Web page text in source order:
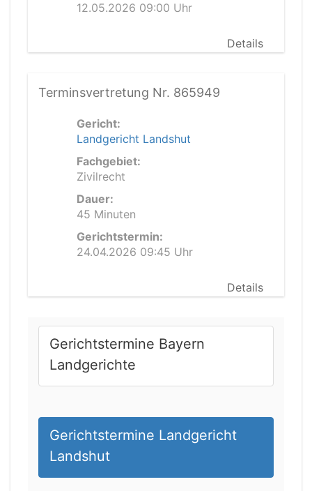
12.05.2026 09:00 Uhr
Details
Terminsvertretung Nr. 865949
Gericht:
Landgericht Landshut
Fachgebiet:
Zivilrecht
Dauer:
45 Minuten
Gerichtstermin:
24.04.2026 09:45 Uhr
Details
Gerichtstermine Bayern
Landgerichte
Gerichtstermine Landgericht
Landshut